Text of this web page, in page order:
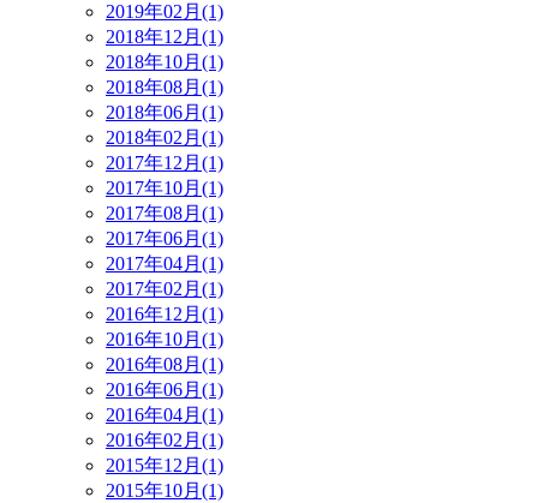
2019年02月(1)
2018年12月(1)
2018年10月(1)
2018年08月(1)
2018年06月(1)
2018年02月(1)
2017年12月(1)
2017年10月(1)
2017年08月(1)
2017年06月(1)
2017年04月(1)
2017年02月(1)
2016年12月(1)
2016年10月(1)
2016年08月(1)
2016年06月(1)
2016年04月(1)
2016年02月(1)
2015年12月(1)
2015年10月(1)